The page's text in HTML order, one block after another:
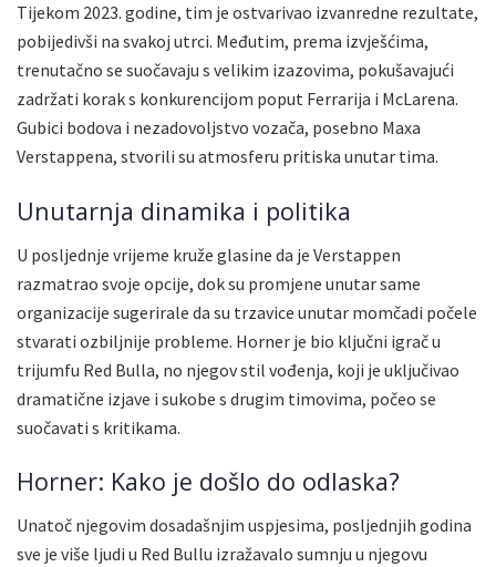
Tijekom 2023. godine, tim je ostvarivao izvanredne rezultate,
pobijedivši na svakoj utrci. Međutim, prema izvješćima,
trenutačno se suočavaju s velikim izazovima, pokušavajući
zadržati korak s konkurencijom poput Ferrarija i McLarena.
Gubici bodova i nezadovoljstvo vozača, posebno Maxa
Verstappena, stvorili su atmosferu pritiska unutar tima.
Unutarnja dinamika i politika
U posljednje vrijeme kruže glasine da je Verstappen
razmatrao svoje opcije, dok su promjene unutar same
organizacije sugerirale da su trzavice unutar momčadi počele
stvarati ozbiljnije probleme. Horner je bio ključni igrač u
trijumfu Red Bulla, no njegov stil vođenja, koji je uključivao
dramatične izjave i sukobe s drugim timovima, počeo se
suočavati s kritikama.
Horner: Kako je došlo do odlaska?
Unatoč njegovim dosadašnjim uspjesima, posljednjih godina
sve je više ljudi u Red Bullu izražavalo sumnju u njegovu